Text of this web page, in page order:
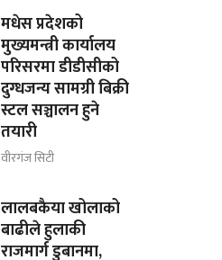
मधेस प्रदेशको
मुख्यमन्त्री कार्यालय
परिसरमा डीडीसीको
दुग्धजन्य सामग्री बिक्री
स्टल सञ्चालन हुने
तयारी
वीरगंज सिटी
लालबकैया खोलाको
बाढीले हुलाकी
राजमार्ग डुबानमा,